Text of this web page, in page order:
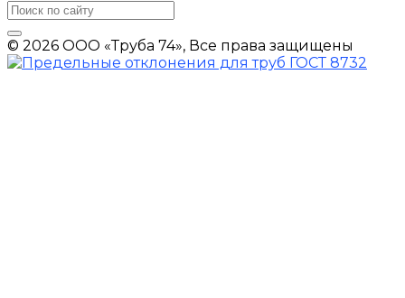
© 2026 ООО «Труба 74», Все права защищены